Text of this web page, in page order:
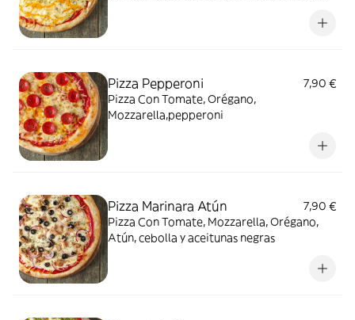
Pizza Pepperoni
7,90 €
Pizza Con Tomate, Orégano,
Mozzarella,pepperoni
Pizza Marinara Atún
7,90 €
Pizza Con Tomate, Mozzarella, Orégano,
Atún, cebolla y aceitunas negras